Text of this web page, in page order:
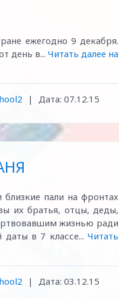
ежегодно 9 декабря.
день в... Читать далее на
| Дата: 07.12.15
пали на фронтах
их братья, отцы, деды,
жизнью ради
в 7 классе... Читать
| Дата: 03.12.15